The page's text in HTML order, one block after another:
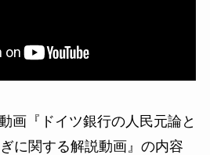
画『ドイツ銀行の人民元論と
に関する解説動画』の内容